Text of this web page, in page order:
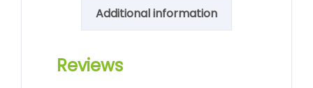
Additional information
Reviews